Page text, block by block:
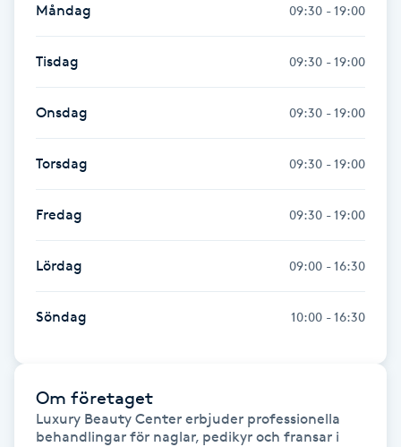
Hatha Yoga
Headspa
Healing
Herrklippning
Hudföryngring
Måndag 09:30 - 19:00
Tisdag 09:30 - 19:00
Onsdag 09:30 - 19:00
Torsdag 09:30 - 19:00
Fredag 09:30 - 19:00
Lördag 09:00 - 16:30
Söndag 10:00 - 16:30
Om företaget
Luxury Beauty Center erbjuder professionella
behandlingar för naglar, pedikyr och fransar i